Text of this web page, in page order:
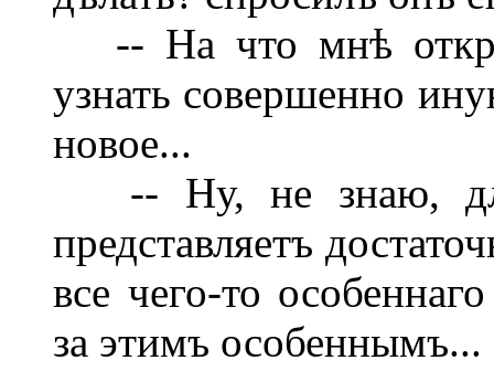
-- На что мнѣ
узнать совершенно
новое...
-- Ну, не знаю,
представляетъ
все чего-то
за этимъ особеннымъ...